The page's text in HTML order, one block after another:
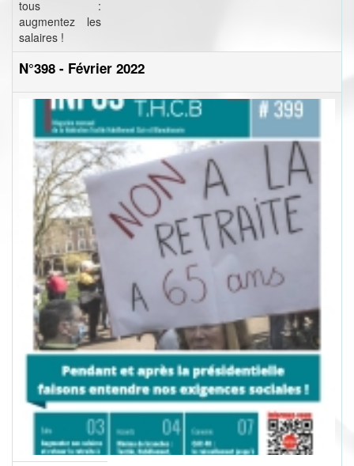
tous :
augmentez les
salaires !
N°398 - Février 2022